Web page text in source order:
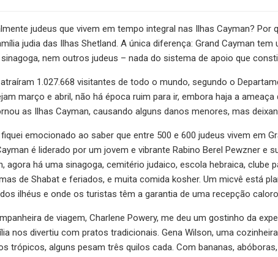
judeus que vivem em tempo integral nas Ilhas Cayman?
judia das Ilhas Shetland. A única diferença: Grand Cayman
nem outros judeus – nada do sistema de apoio que
1.027.668 visitantes de todo o mundo, segundo o
março e abril, não há época ruim para ir, embora haja a
as Ilhas Cayman, causando alguns danos menores, mas
emocionado ao saber que entre 500 e 600 judeus vivem em
é liderado por um jovem e vibrante Rabino Berel Pewzner e
agora há uma sinagoga, cemitério judaico, escola hebraica,
de Shabat e feriados, e muita comida kosher. Um micvê está
ilhéus e onde os turistas têm a garantia de uma recepção
de viagem, Charlene Powery, me deu um gostinho da
nos divertiu com pratos tradicionais. Gena Wilson, uma
trópicos, alguns pesam três quilos cada. Com bananas,